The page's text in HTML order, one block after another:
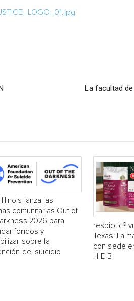
La facultad
Illinois lanza las
comunitarias Out of
2026 para
fondos y
sobre la
del suicidio
resbiotic®
Texas: La
con sede
H-E-B